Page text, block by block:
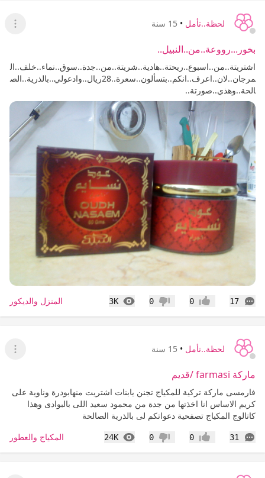
لحظة..تأمل • 15 سنة
عرض
بخور...رووعة..من..النبيل..
اشتريتة..من..اسبوع..ريحتة..هادية..شريتة..من..جدة..سوق..نماء..خلف..ال
مرجان..لان..اعرف..انكم..بتسألون..سعرة..28ريال..وادعولي..بالذرية..الص
الحة..وهذي..صورتة..
17
التعليقات إعجاب0 عدم إعجاب
0
3K
المشاهدات المنزل والديكور
لحظة..تأمل • 15 سنة
عرض
ماركة farmasi /قديم
فارمسى ماركة تركية للمكياج تجنن يابنات اشتريت منهابودرة وناوية على
كريم الاساس انا اخذتها من جدة من محمود سعيد اللى بالبوادى وهذا
كاتالوج المكياج تصفحية دعواتكم لى بالذرية الصالحة
31
التعليقات إعجاب0 عدم إعجاب
0
24K
المشاهدات المكياج والعطور